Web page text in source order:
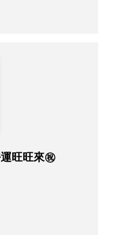
旺旺來㊗️